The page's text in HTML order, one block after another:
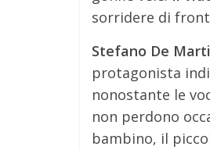
sorridere di
Stefano De
protagonista
nonostante le
non perdono
bambino, il